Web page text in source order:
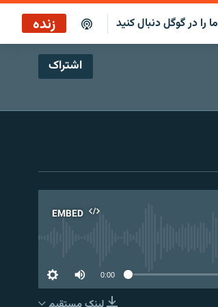
ما را در گوگل دنبال کنید زنده
پخش آنلاین
اشتراک
EMBED
0:00